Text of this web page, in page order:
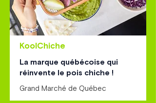
KoolChiche
La marque québécoise qui
réinvente le pois chiche !
Grand Marché de Québec